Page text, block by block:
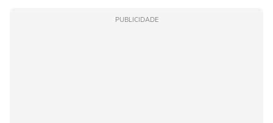
PUBLICIDADE